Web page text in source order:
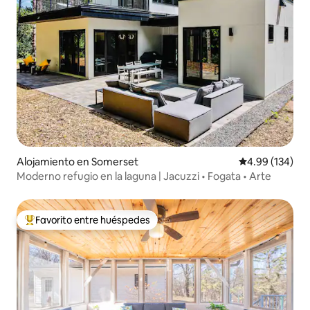
Alojamiento en Somerset Calificación
4.99 (134)
Moderno refugio en la laguna | Jacuzzi • Fogata • Arte
Favorito entre huéspedes preferido
Favorito entre huéspedes